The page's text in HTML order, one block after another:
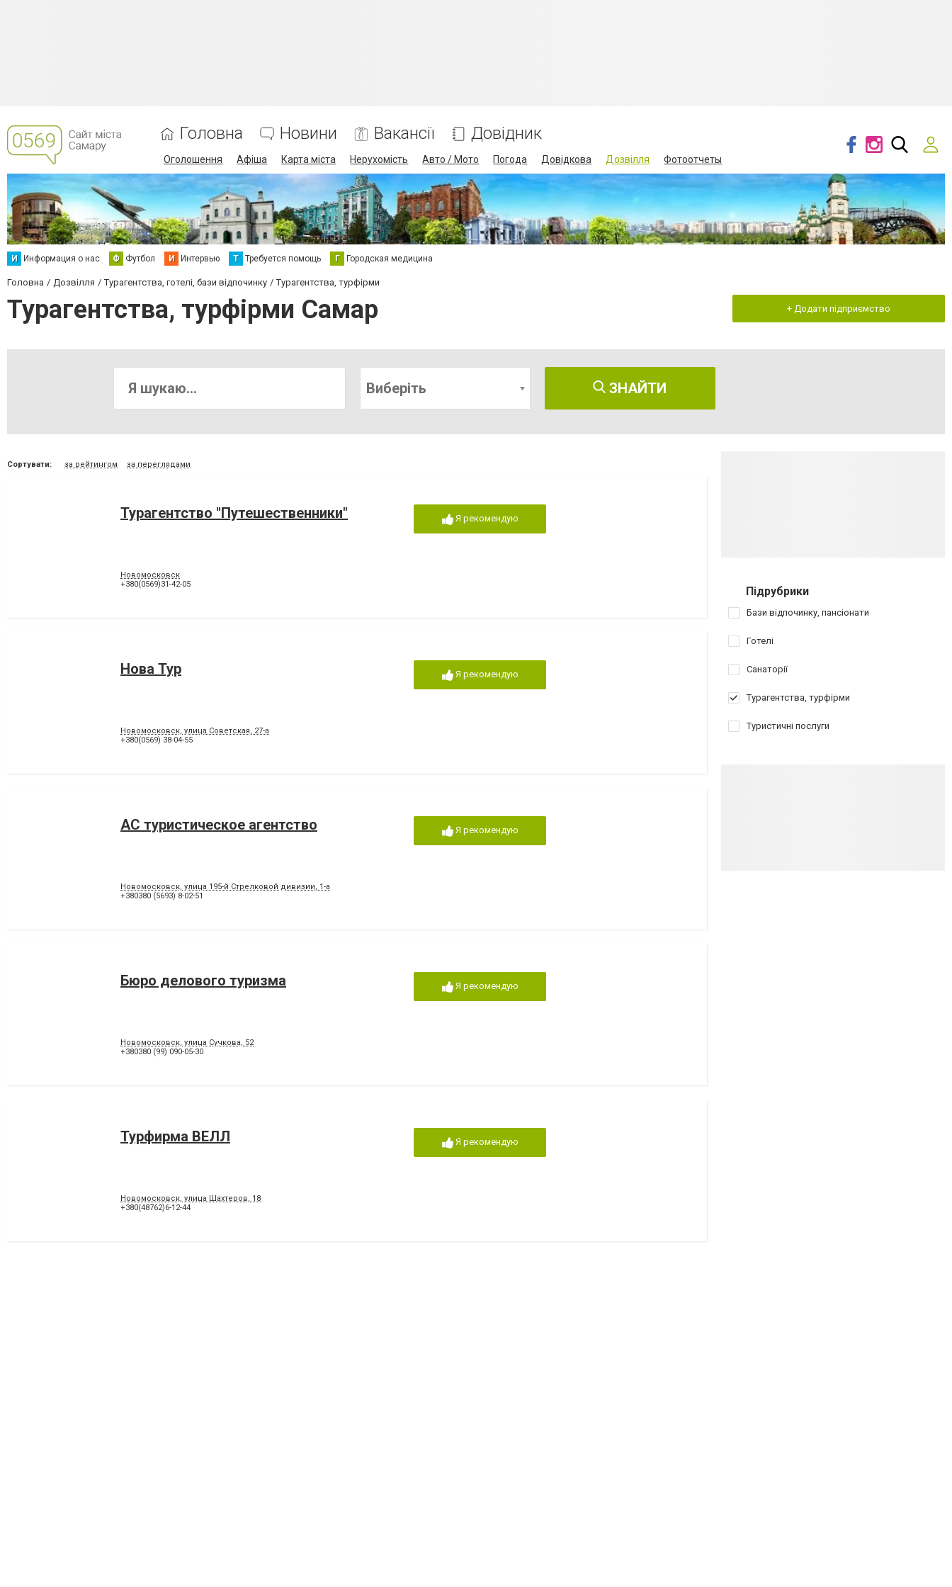
Головна Новини Вакансії Довідник
Оголошення Афіша Карта міста Нерухомість Авто / Мото Погода Довідкова Дозвілля Фотоотчеты
И Информация о нас Ф Футбол И Интервью Т Требуется помощь Г Городская медицина
Головна Дозвілля Турагентства, готелі, бази відпочинку Турагентства, турфірми
Турагентства, турфірми Самар + Додати підприємство
Виберіть ЗНАЙТИ
Сортувати: за рейтингом за переглядами
Турагентство "Путешественники"
Новомосковск
+380(0569)31-42-05
Я рекомендую
Нова Тур
Новомосковск, улица Советская, 27-а
+380(0569) 38-04-55
Я рекомендую
АС туристическое агентство
Новомосковск, улица 195-й Стрелковой дивизии, 1-а
+380380 (5693) 8-02-51
Я рекомендую
Бюро делового туризма
Новомосковск, улица Сучкова, 52
+380380 (99) 090-05-30
Я рекомендую
Турфирма ВЕЛЛ
Новомосковск, улица Шахтеров, 18
+380(48762)6-12-44
Я рекомендую
Підрубрики
Бази відпочинку, пансіонати
Готелі
Санаторії
Турагентства, турфірми
Туристичні послуги